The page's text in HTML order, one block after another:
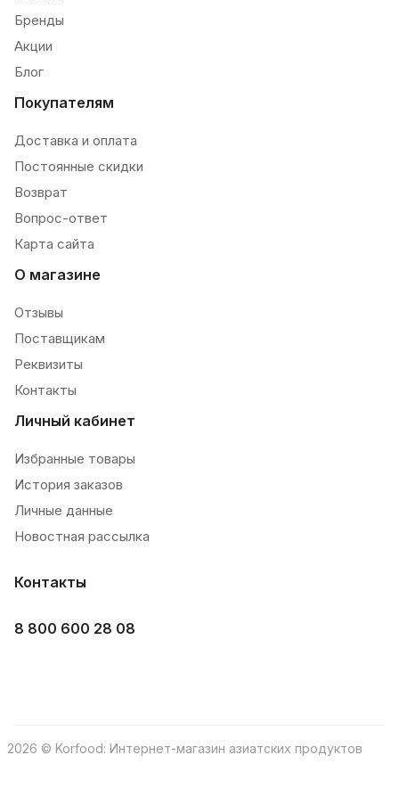
Бренды
Акции
Блог
Покупателям
Доставка и оплата
Постоянные скидки
Возврат
Вопрос-ответ
Карта сайта
О магазине
Отзывы
Поставщикам
Реквизиты
Контакты
Личный кабинет
Избранные товары
История заказов
Личные данные
Новостная рассылка
Контакты
8 800 600 28 08
2026 © Korfood: Интернет-магазин азиатских продуктов